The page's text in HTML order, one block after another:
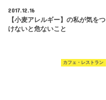
2017.12.16
【小麦アレルギー】の私が気をつ
けないと危ないこと
カフェ・レストラン